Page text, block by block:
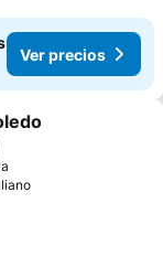
Ver precios